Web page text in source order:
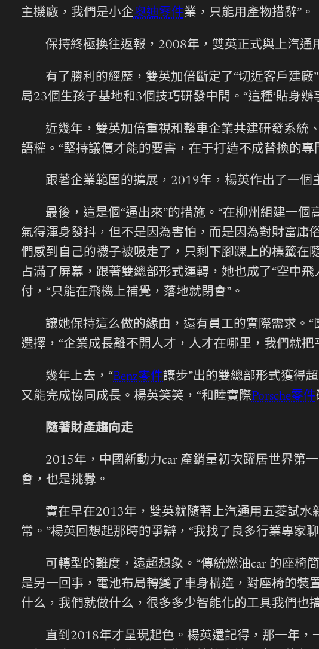
主機廠，我們是小企奧迪零件業，只能用產物措辭”。
保持終極換往返報，2008年，雙英正式與上汽通
有了勝利的經歷，雙英加倍斷定了“切近客戶建
局23個生孩子基地和3個技巧研發中間。“這種‘貼身
近幾年，雙英加倍重視和整車企業共建研發系統
語權。“堅持議價才能的要害，在于打造不成替換的
跟著企業範圍的擴展，2019年，楊英作出了一個
最後，這是個“逼出來”的措施。“在柳州組建一個
氣得渾身發抖，但不是因為害怕，而是因為對財富庸
們感到自己的襪子被吸走了，只剩下腳踝上的標籤在
占滿了屏幕，跟著雙總部形式運轉，她也成了“空中
付，“只能在飛機上補覺，落地就閉會”。
讓她保持這么做的緣由，還有員工的實際需求。
選擇，“企業成長離不開人才，人才在哪里，我們就把
幾年上去，“Benz零件讓步”出的雙總部形式獲得
又能完成協同成長。楊英笑笑，“和睦實際Porsche零件
隨著財產趨向走
2015年，中國新動力car 產銷量初次躍居世界第
會，也是挑釁。
實在早在2013年，雙英就隨著上汽通用五菱試水
常。”楊英回想起那時的爭辯，“我找了良多行業專家
可轉型的難度，遠超想象。“傳統燃油car 的座椅
是另一回事，電池布局轉變了車身構造，對座椅的裝
什么，我們就做什么，很多多少智能化的工具我們也
直到2018年才呈現起色。楊英還記得，那一年，